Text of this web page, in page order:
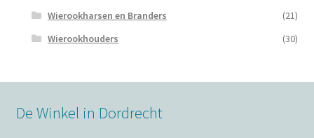
Wierookharsen en Branders
(21)
Wierookhouders
(30)
De Winkel in Dordrecht